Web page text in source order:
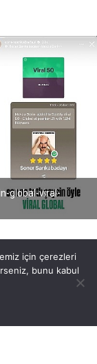
global-viral-
için
için çerezleri
bunu kabul